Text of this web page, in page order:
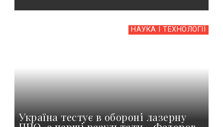
НАУКА І ТЕХНОЛОГІЇ
Україна тестує в обороні лазерну